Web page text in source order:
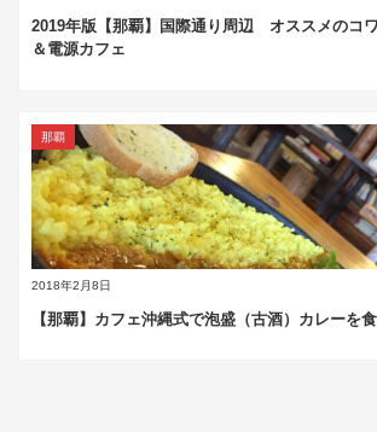
2019年版【那覇】国際通り周辺 オススメのコ
＆電源カフェ
2018年2月8日
那覇
【那覇】カフェ沖縄式で泡盛（古酒）カレーを